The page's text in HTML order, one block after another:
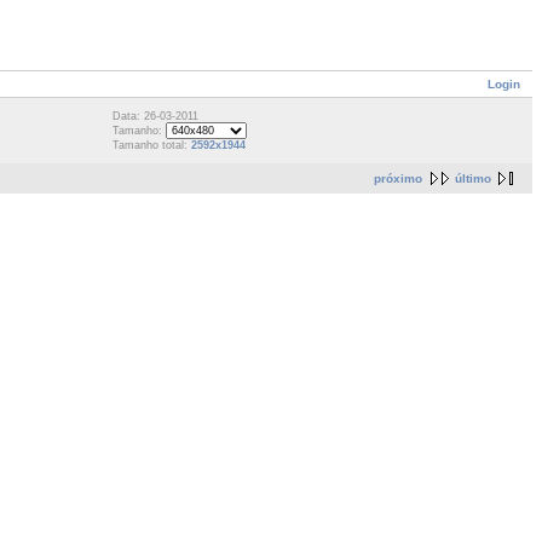
Login
Data: 26-03-2011
Tamanho:
Tamanho total: 2592x1944
próximo último